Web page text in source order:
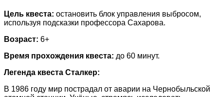
Цель квеста: остановить блок управления выбросом,
используя подсказки профессора Сахарова.
Возраст: 6+
Время прохождения квеста: до 60 ​​минут.
Легенда квеста Сталкер:
В 1986 году мир пострадал от аварии на Чернобыльской